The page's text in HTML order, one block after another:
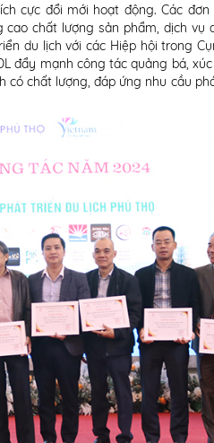
cực đổi mới hoạt động. Các đơn
chất lượng sản phẩm, dịch vụ
du lịch với các Hiệp hội trong
đẩy mạnh công tác quảng bá,
có chất lượng, đáp ứng nhu cầu